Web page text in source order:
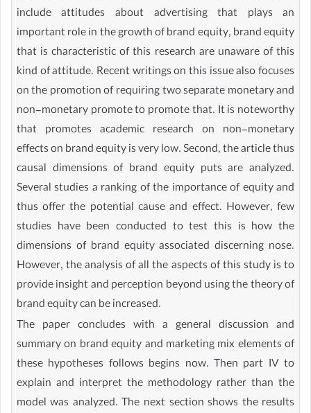
include attitudes about advertising that plays an
important role in the growth of brand equity, brand equity
that is characteristic of this research are unaware of this
kind of attitude. Recent writings on this issue also focuses
on the promotion of requiring two separate monetary and
non-monetary promote to promote that. It is noteworthy
that promotes academic research on non-monetary
effects on brand equity is very low. Second, the article thus
causal dimensions of brand equity puts are analyzed.
Several studies a ranking of the importance of equity and
thus offer the potential cause and effect. However, few
studies have been conducted to test this is how the
dimensions of brand equity associated discerning nose.
However, the analysis of all the aspects of this study is to
provide insight and perception beyond using the theory of
brand equity can be increased.
The paper concludes with a general discussion and
summary on brand equity and marketing mix elements of
these hypotheses follows begins now. Then part IV to
explain and interpret the methodology rather than the
model was analyzed. The next section shows the results